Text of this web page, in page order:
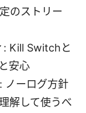
のストリー
: Kill Switchと
安心
ノーログ方針
解して使うべ